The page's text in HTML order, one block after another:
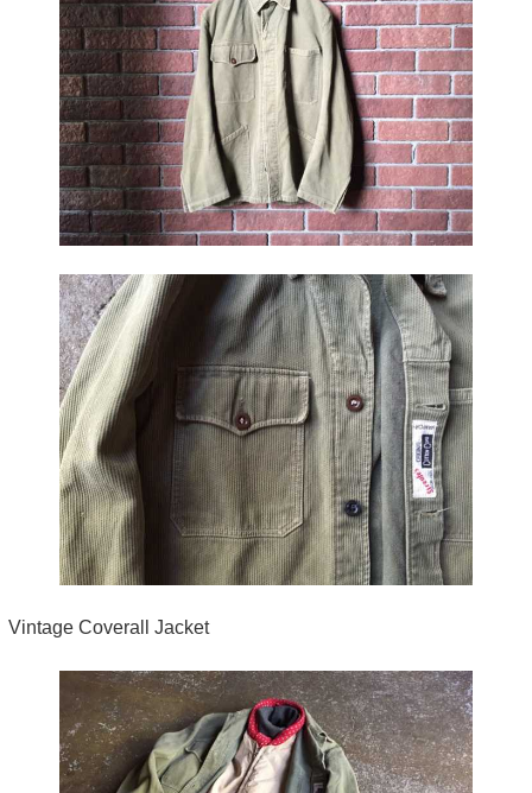
Vintage Coverall Jacket